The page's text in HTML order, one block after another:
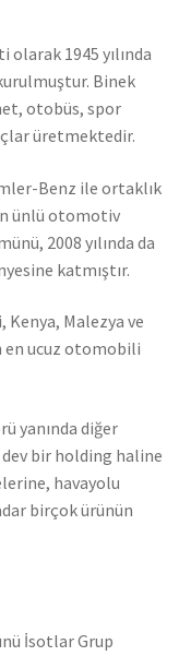
1945 yılında
Binek
otobüs, spor
üretmektedir.
Benz ile ortaklık
ünlü otomotiv
2008 yılında da
katmıştır.
Malezya ve
en ucuz otomobili
yanında diğer
bir holding haline
havayolu
birçok ürünün
İsotlar Grup